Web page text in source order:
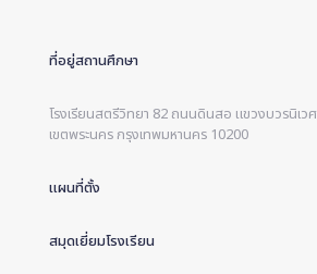
ที่อยู่สถานศึกษา
โรงเรียนสตรีวิทยา 82 ถนนดินสอ แขวงบวรนิเวศ
เขตพระนคร กรุงเทพมหานคร 10200
แผนที่ตั้ง
สมุดเยี่ยมโรงเรียน